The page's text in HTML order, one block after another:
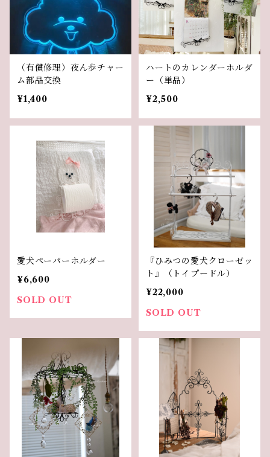
（有償修理）夜ん歩チャー
ム部品交換
¥1,400
ハートのカレンダーホルダ
ー（単品）
¥2,500
愛犬ペーパーホルダー
¥6,600
SOLD OUT
『ひみつの愛犬クローゼッ
ト』（トイプードル）
¥22,000
SOLD OUT